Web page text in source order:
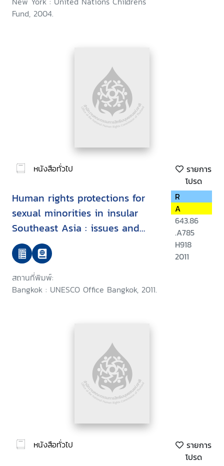
Fund, 2004.
หนังสือทั่วไป
รายการ
โปรด
Human rights protections for
sexual minorities in insular
Southeast Asia : issues and
implications for effective HIV
prevention
สถานที่พิมพ์:
Bangkok : UNESCO Office Bangkok, 2011.
R
A
643.86
.A785
H918
2011
หนังสือทั่วไป
รายการ
โปรด